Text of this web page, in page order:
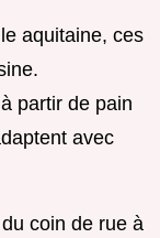
aquitaine, ces
partir de pain
avec
coin de rue à